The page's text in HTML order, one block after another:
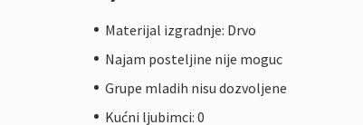
Materijal izgradnje: Drvo
Najam posteljine nije moguc
Grupe mladih nisu dozvoljene
Kućni ljubimci: 0